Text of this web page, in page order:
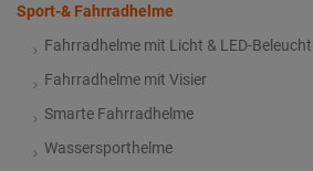
Sport-& Fahrradhelme
Fahrradhelme mit Licht & LED-
Fahrradhelme mit Visier
Smarte Fahrradhelme
Wassersporthelme